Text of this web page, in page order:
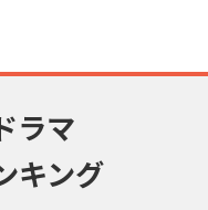
ラマ
キング